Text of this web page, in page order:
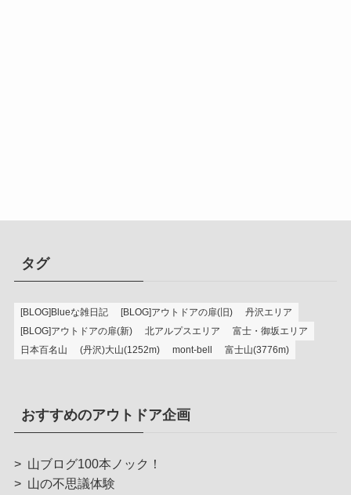
タグ
[BLOG]Blueな雑日記 [BLOG]アウトドアの扉(旧)
丹沢エリア
[BLOG]アウトドアの扉(新)
北アルプスエリア
富士・御坂エリア
日本百名山
(丹沢)大山(1252m) mont-bell 富士山(3776m)
おすすめのアウトドア企画
> 山ブログ100本ノック！
> 山の不思議体験